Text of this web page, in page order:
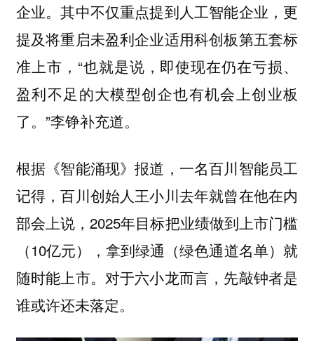
企业。其中不仅重点提到人工智能企业，更
提及将重启未盈利企业适用科创板第五套标
准上市，“也就是说， 即使现在仍在亏损、
盈利不足的大模型创企也有机会上创业板
了。 ”李铮补充道。
根据《智能涌现》报道，一名百川智能员工
记得，百川创始人王小川去年就曾在他在内
部会上说，2025年目标把业绩做到上市门槛
（10亿元），拿到绿通（绿色通道名单）就
随时能上市。对于六小龙而言，先敲钟者是
谁或许还未落定。